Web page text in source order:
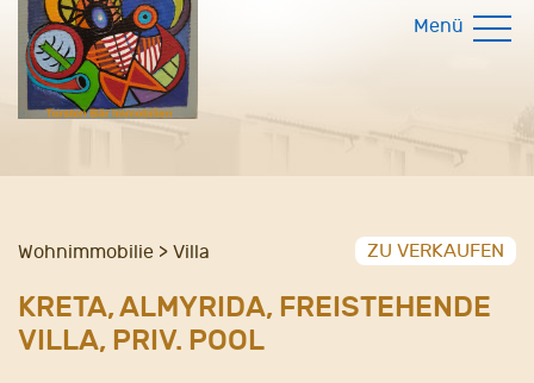
Menü
Wohnimmobilie > Villa ZU VERKAUFEN
KRETA, ALMYRIDA, FREISTEHENDE
VILLA, PRIV. POOL